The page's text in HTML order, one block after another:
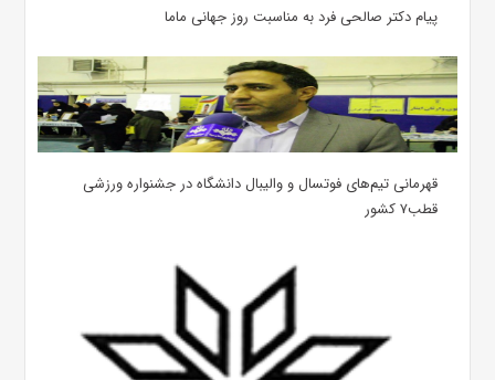
پیام دکتر صالحی فرد به مناسبت روز جهانی ماما
قهرمانی تیم‌های فوتسال و والیبال دانشگاه در جشنواره ورزشی
قطب۷ کشور